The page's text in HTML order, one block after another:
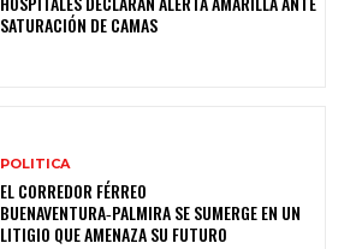
SATURACIÓN DE CAMAS
POLITICA
EL CORREDOR FÉRREO
BUENAVENTURA‑PALMIRA SE SUMERGE EN UN
LITIGIO QUE AMENAZA SU FUTURO